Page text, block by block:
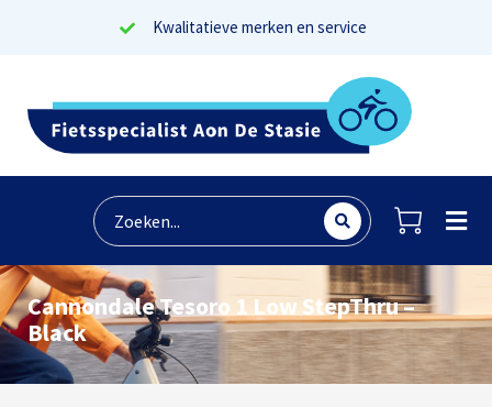
Kwalitatieve merken en service
Cannondale Tesoro 1 Low StepThru –
Black